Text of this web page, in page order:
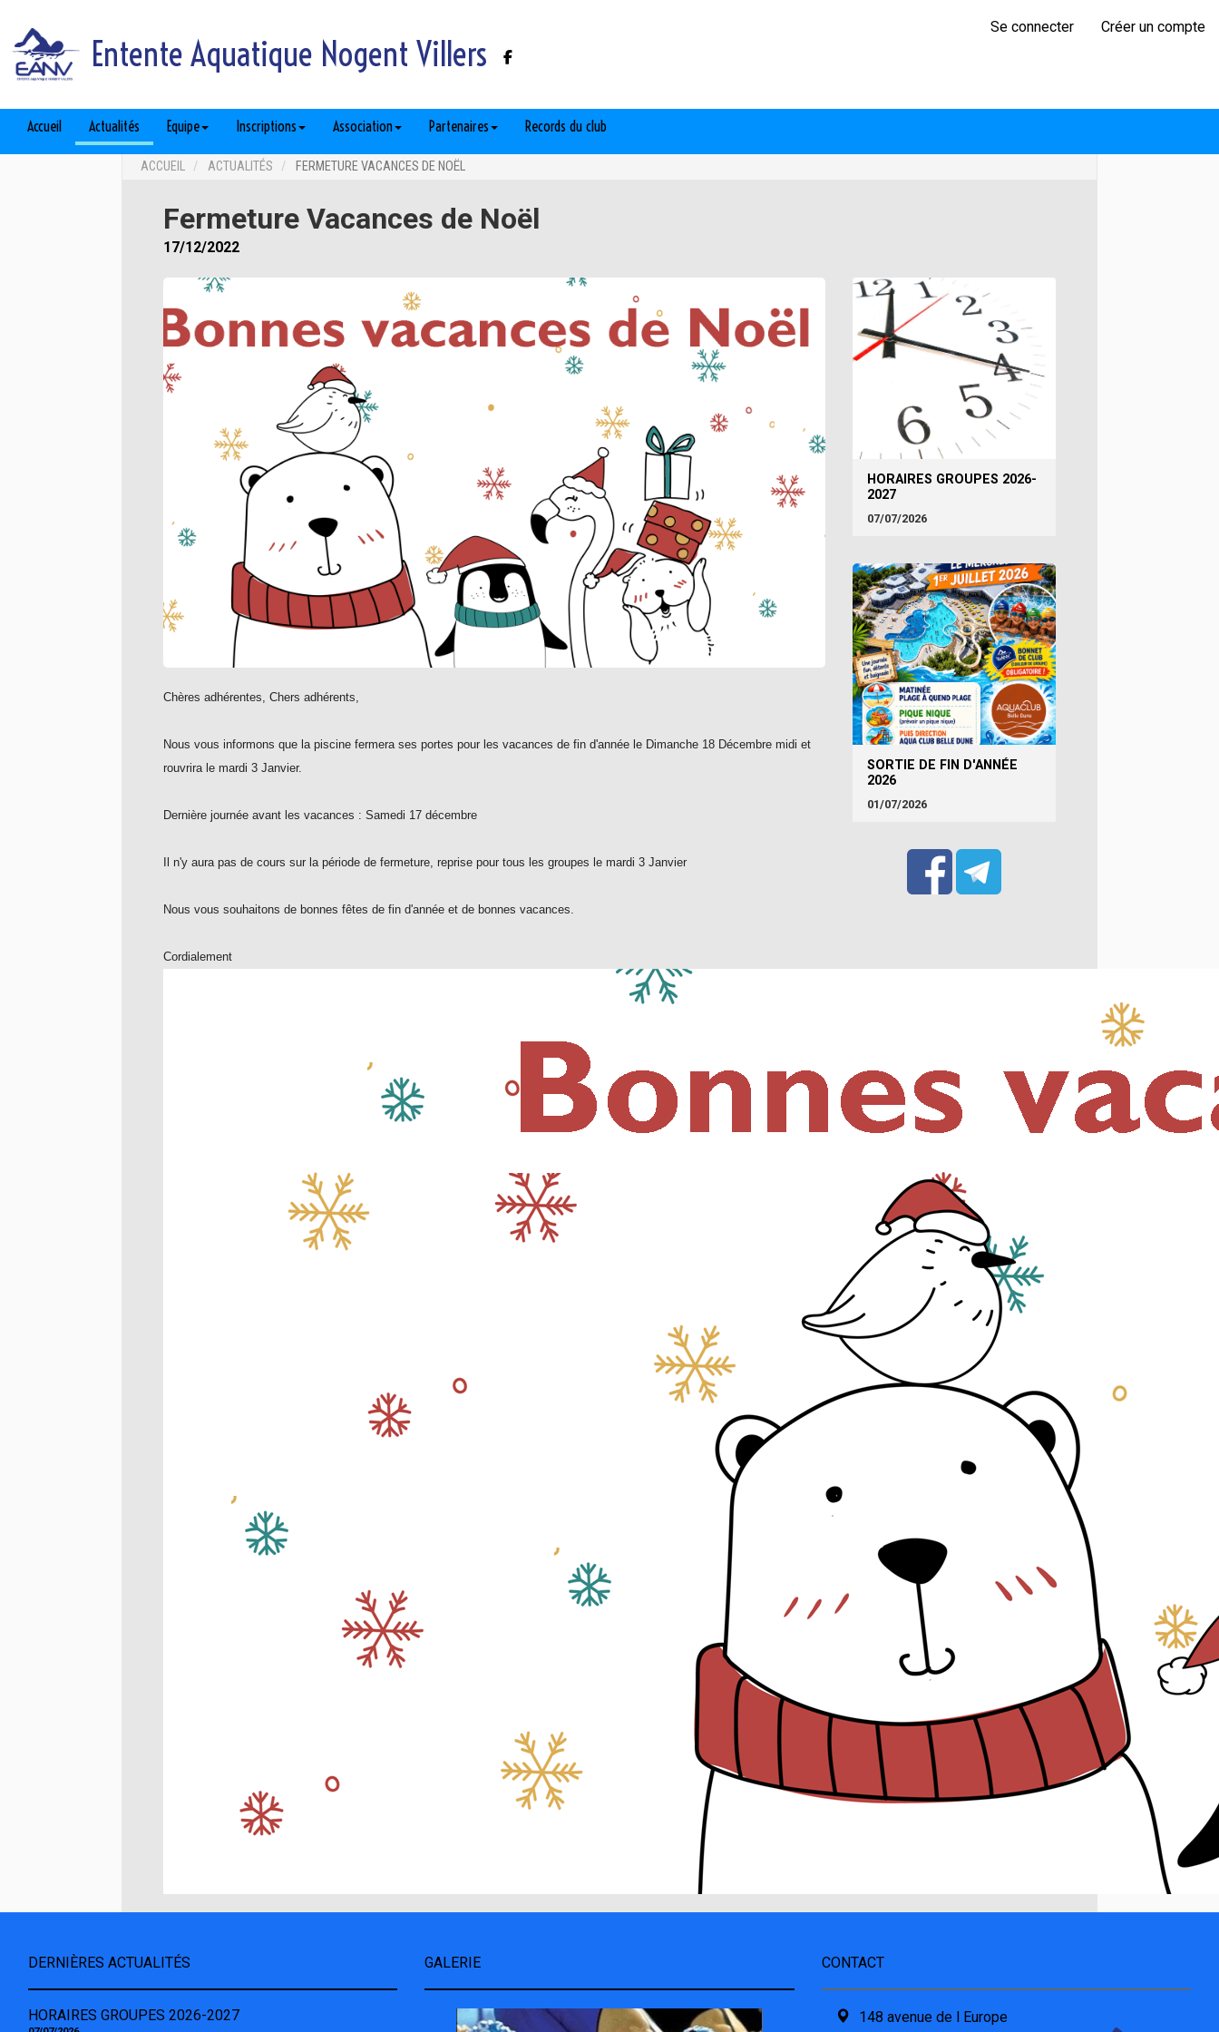
Entente Aquatique Nogent Villers
Se connecter Créer un compte
Accueil Actualités Equipe Inscriptions Association Partenaires Records du club
ACCUEIL ACTUALITÉS FERMETURE VACANCES DE NOËL
Fermeture Vacances de Noël
17/12/2022
Chères adhérentes, Chers adhérents,
Nous vous informons que la piscine fermera ses portes pour les vacances de fin d'année le Dimanche 18 Décembre midi et
rouvrira le mardi 3 Janvier.
Dernière journée avant les vacances : Samedi 17 décembre
Il n'y aura pas de cours sur la période de fermeture, reprise pour tous les groupes le mardi 3 Janvier
Nous vous souhaitons de bonnes fêtes de fin d'année et de bonnes vacances.
Cordialement
HORAIRES GROUPES 2026-
2027
07/07/2026
SORTIE DE FIN D'ANNÉE
2026
01/07/2026
DERNIÈRES ACTUALITÉS
HORAIRES GROUPES 2026-2027
GALERIE CONTACT
148 avenue de l Europe